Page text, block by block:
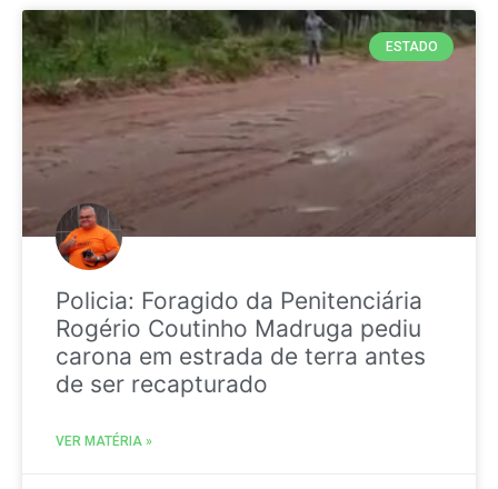
ESTADO
Policia: Foragido da Penitenciária
Rogério Coutinho Madruga pediu
carona em estrada de terra antes
de ser recapturado
VER MATÉRIA »